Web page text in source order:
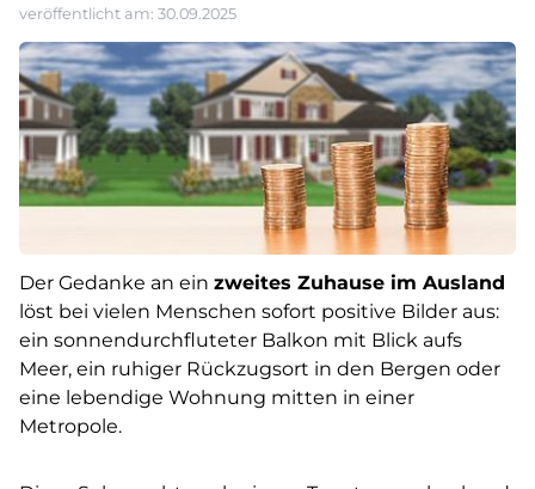
veröffentlicht am: 30.09.2025
Der Gedanke an ein zweites Zuhause im Ausland
löst bei vielen Menschen sofort positive Bilder aus:
ein sonnendurchfluteter Balkon mit Blick aufs
Meer, ein ruhiger Rückzugsort in den Bergen oder
eine lebendige Wohnung mitten in einer
Metropole.